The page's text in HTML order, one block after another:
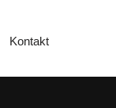
Kontakt